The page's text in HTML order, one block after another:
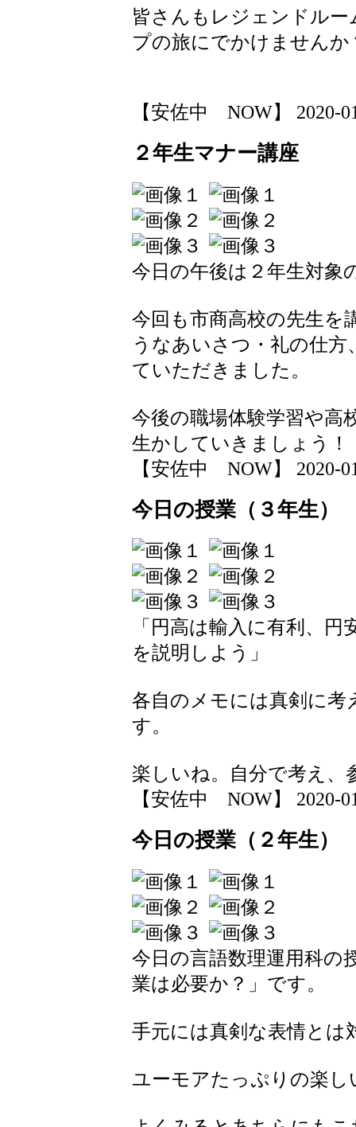
皆さんもレジェンドル
プの旅にでかけませんか
【安佐中 NOW】 2020-
２年生マナー講座
今日の午後は２年生対象
今回も市商高校の先生を
うなあいさつ・礼の仕
ていただきました。
今後の職場体験学習や高
生かしていきましょう！
【安佐中 NOW】 2020-
今日の授業（３年生）
「円高は輸入に有利、
を説明しよう」
各自のメモには真剣に
す。
楽しいね。自分で考え、
【安佐中 NOW】 2020-
今日の授業（２年生）
今日の言語数理運用科の
業は必要か？」です。
手元には真剣な表情とは
ユーモアたっぷりの楽